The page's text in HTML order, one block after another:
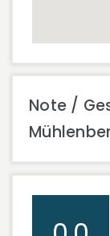
Note /